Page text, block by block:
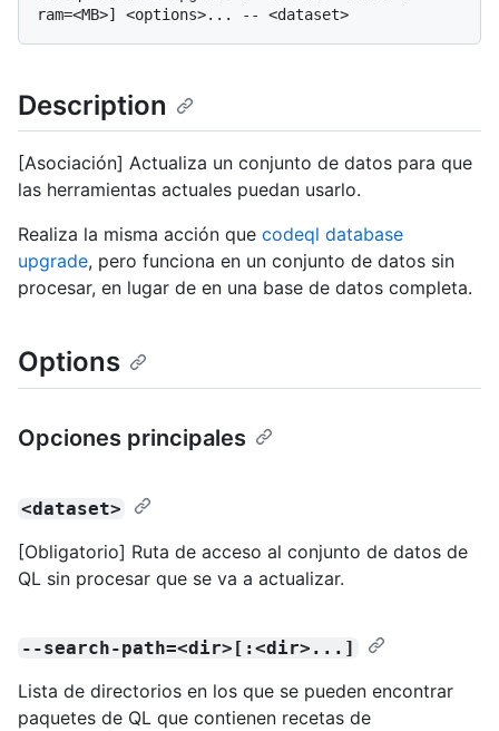
Description
[Asociación] Actualiza un conjunto de datos para que
las herramientas actuales puedan usarlo.
Realiza la misma acción que codeql database
upgrade, pero funciona en un conjunto de datos sin
procesar, en lugar de en una base de datos completa.
Options
Opciones principales
<dataset>
[Obligatorio] Ruta de acceso al conjunto de datos de
QL sin procesar que se va a actualizar.
--search-path=<dir>[:<dir>...]
Lista de directorios en los que se pueden encontrar
paquetes de QL que contienen recetas de